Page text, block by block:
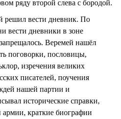
ряду второй слева с бородой.
решил вести дневник. По
вести дневники в зоне
Веремей нашёл
поговорки, пословицы,
изречения великих
писателей, поучения
нашей партии и
исторические справки,
краткие биографии